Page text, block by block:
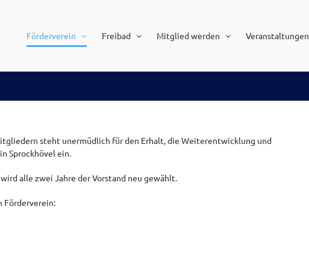
Förderverein Freibad Mitglied werden Veranstaltungen
steht unermüdlich für den Erhalt, die Weiterentwicklung und
Sprockhövel ein.
alle zwei Jahre der Vorstand neu gewählt.
Förderverein: